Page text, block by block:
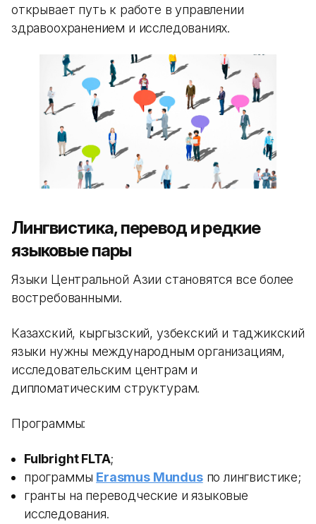
открывает путь к работе в управлении
здравоохранением и исследованиях.
Лингвистика, перевод и редкие
языковые пары
Языки Центральной Азии становятся все более
востребованными.
Казахский, кыргызский, узбекский и таджикский
языки нужны международным организациям,
исследовательским центрам и
дипломатическим структурам.
Программы:
Fulbright FLTA;
программы Erasmus Mundusпо лингвистике;
гранты на переводческие и языковые
исследования.